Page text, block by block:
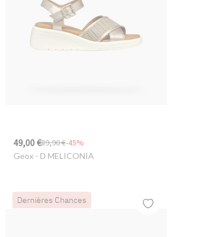
49,00 €89,90 €-45%
Geox- D MELICONIA
Dernières Chances